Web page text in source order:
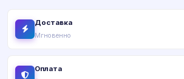
Доставка
Мгновенно
Оплата